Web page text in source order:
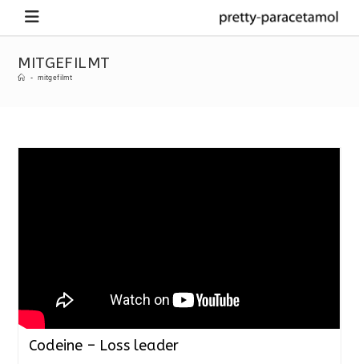
MITGEFILMT
- mitgefilmt
Codeine – Loss leader